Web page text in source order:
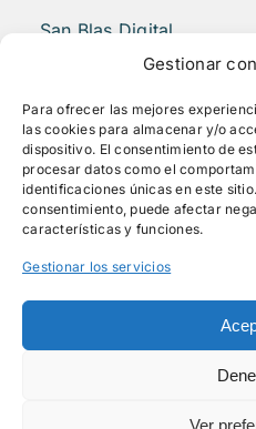
Gestionar
Para ofrecer las mejores
las cookies para almacenar y/o
dispositivo. El consentimiento de
procesar datos como el
identificaciones únicas en este
consentimiento, puede afectar
características y funciones.
Gestionar los servicios
Ver
San Blas Digital
Quiénes somos
Actividades
Blog
Mediateca
Contacto